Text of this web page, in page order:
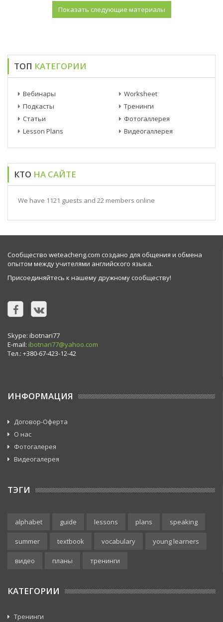
ТОП КАТЕГОРИИ
Вебинары
Подкасты
Статьи
Lesson Plans
Worksheet
Тренинги
Фотогаллерея
Видеогаллерея
КТО НА САЙТЕ
We have 1121 guests and 22 members online
Сообщество weteacheng.com создано для общения и обмена
опытом между учителями английского языка.
Присоединяйтесь к нашему дружному сообществу!
Skype: ibotnari77
E-mail: ibotnari77@yahoo.com
Тел.: +380-67-423-12-42
ИНФОРМАЦИЯ
Договор-Оферта
О нас
Фотогалерея
Видеогалерея
ТЭГИ
alphabet guide lessons plans speaking
summer textbook vocabulary young learners
видео планы тренинги
КАТЕГОРИИ
Тренинги